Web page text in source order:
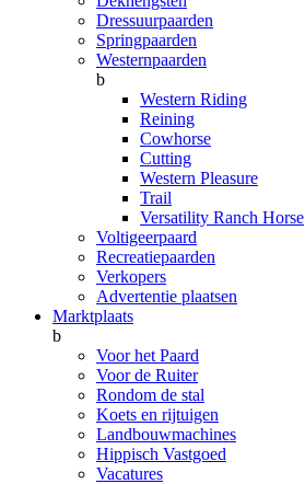
Dressuurpaarden
Springpaarden
Westernpaarden
b
Western Riding
Reining
Cowhorse
Cutting
Western Pleasure
Trail
Versatility Ranch Horse
Voltigeerpaard
Recreatiepaarden
Verkopers
Advertentie plaatsen
Marktplaats
b
Voor het Paard
Voor de Ruiter
Rondom de stal
Koets en rijtuigen
Landbouwmachines
Hippisch Vastgoed
Vacatures